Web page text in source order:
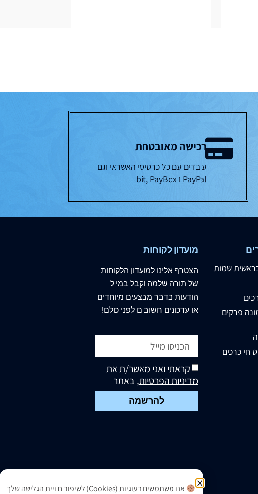
רכישה מאובטחת
עובדים עם כל כרטיסי האשראי וגם
PayPal ו bit, PayBox
שמות
פרקים
חי כרכים
מועדון לקוחות
הצטרף אלינו למועדון הלקוחות
של תורה שלמה וקבל במייל
הודעות בדבר מבצעים מיוחדים
או עדכונים חשובים לפני כולם!
קראתי ואני מאשר/ת את
מדיניות הפרטיות, באתר
להרשמה
אנו משתמשים בעוגיות (Cookies) לשיפור חוויית הגלישה שלך